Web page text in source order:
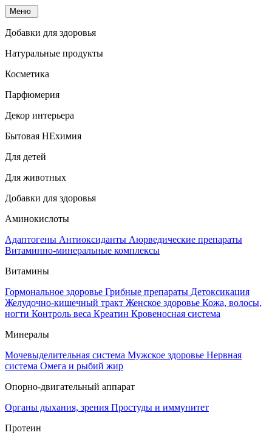
Меню
Добавки для здоровья
Натуральные продукты
Косметика
Парфюмерия
Декор интерьера
Бытовая НЕхимия
Для детей
Для животных
Добавки для здоровья
Аминокислоты
Адаптогены Антиоксиданты Аюрведические препараты
Витаминно-минеральные комплексы
Витамины
Гормональное здоровье Грибные препараты Детоксикация
Желудочно-кишечный тракт Женское здоровье Кожа, волосы,
ногти Контроль веса Креатин Кровеносная система
Минералы
Мочевыделительная система Мужское здоровье Нервная
система Омега и рыбий жир
Опорно-двигательный аппарат
Органы дыхания, зрения Простуды и иммунитет
Протеин